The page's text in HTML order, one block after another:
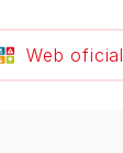
Web oficial